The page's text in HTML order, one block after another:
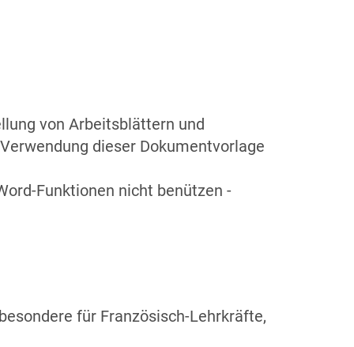
von Arbeitsblättern und
dieser Dokumentvorlage
Funktionen nicht benützen -
für Französisch-Lehrkräfte,